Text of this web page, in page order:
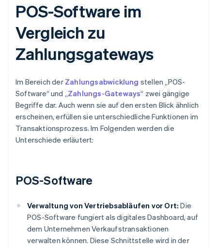
POS-Software im
Vergleich zu
Zahlungsgateways
Im Bereich der Zahlungsabwicklung stellen „POS-
Software“ und „Zahlungs-Gateways“ zwei gängige
Begriffe dar. Auch wenn sie auf den ersten Blick ähnlich
erscheinen, erfüllen sie unterschiedliche Funktionen im
Transaktionsprozess. Im Folgenden werden die
Unterschiede erläutert:
POS-Software
Verwaltung von Vertriebsabläufen vor Ort: Die
POS-Software fungiert als digitales Dashboard, auf
dem Unternehmen Verkaufstransaktionen
verwalten können. Diese Schnittstelle wird in der